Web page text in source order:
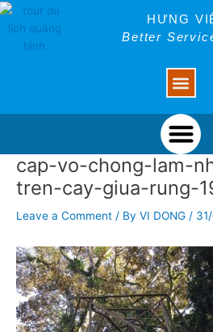
Skip
to
content
HƯNG
Better
cap-vo-chong-lam-
tren-cay-giua-rung-
Leave a Comment / By VI DONG /
Post
navigation